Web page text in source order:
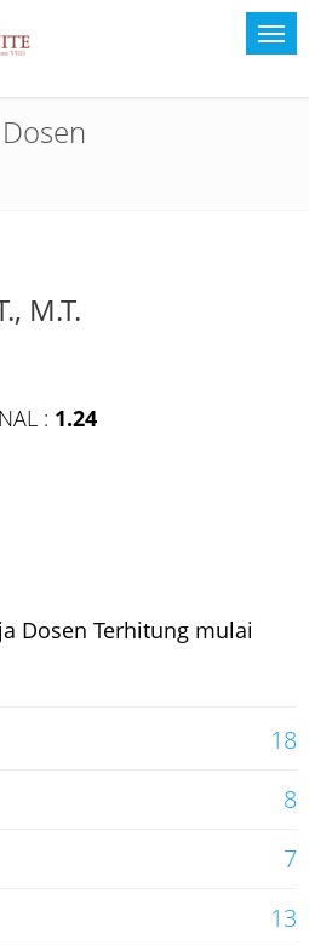
M.T.
: 1.24
Dosen Terhitung mulai
18
8
7
13